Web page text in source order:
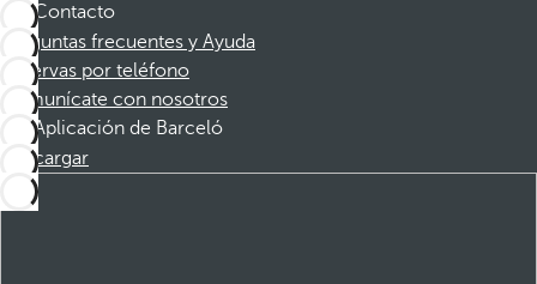
Contacto
Preguntas frecuentes y Ayuda
Reservas por teléfono
Comunícate con nosotros
Aplicación de Barceló
Descargar